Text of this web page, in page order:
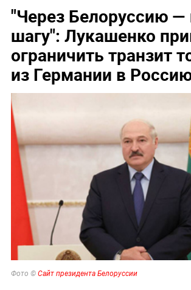
"Через Белоруссию —
шагу": Лукашенко
ограничить транзит
из Германии в
Фото © Сайт президента Белоруссии